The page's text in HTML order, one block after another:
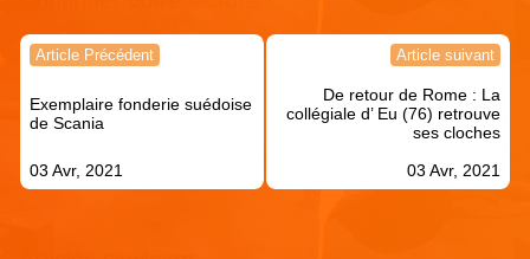
Navigation
l’article
Article Précédent
Exemplaire fonderie suédoise
de Scania
03 Avr, 2021
Article suivant
De retour de Rome : La
collégiale d’ Eu (76) retrouve
ses cloches
03 Avr, 2021